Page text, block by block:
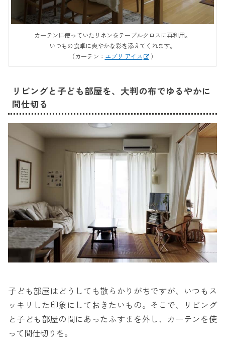
カーテンに使っていたリネンをテーブルクロスに再利用。
いつもの食卓に爽やかな彩を添えてくれます。
（カーテン： エブリ アイス ）
リビングと子ども部屋を、大判の布でゆるやかに
間仕切る
子ども部屋はどうしても散らかりがちですが、いつもス
ッキリした印象にしておきたいもの。そこで、リビング
と子ども部屋の間にあったふすまを外し、カーテンを使
って間仕切りを。